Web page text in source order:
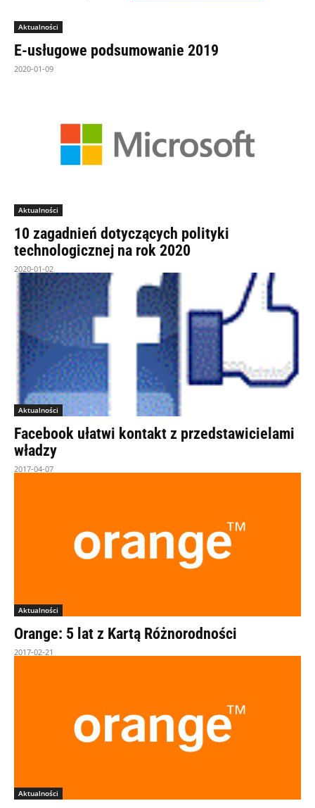
Aktualności
E-usługowe podsumowanie 2019
2020-01-09
Aktualności
10 zagadnień dotyczących polityki
technologicznej na rok 2020
2020-01-02
Aktualności
Facebook ułatwi kontakt z przedstawicielami
władzy
2017-04-07
Aktualności
Orange: 5 lat z Kartą Różnorodności
2017-02-21
Aktualności